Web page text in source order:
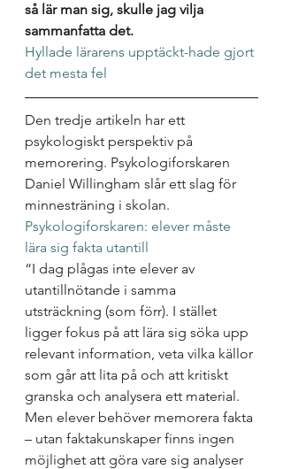
så lär man sig, skulle jag vilja
sammanfatta det.
Hyllade lärarens upptäckt-hade gjort
det mesta fel
Den tredje artikeln har ett
psykologiskt perspektiv på
memorering. Psykologiforskaren
Daniel Willingham slår ett slag för
minnesträning i skolan.
Psykologiforskaren: elever måste
lära sig fakta utantill
“I dag plågas inte elever av
utantillnötande i samma
utsträckning (som förr). I stället
ligger fokus på att lära sig söka upp
relevant information, veta vilka källor
som går att lita på och att kritiskt
granska och analysera ett material.
Men elever behöver memorera fakta
– utan faktakunskaper finns ingen
möjlighet att göra vare sig analyser